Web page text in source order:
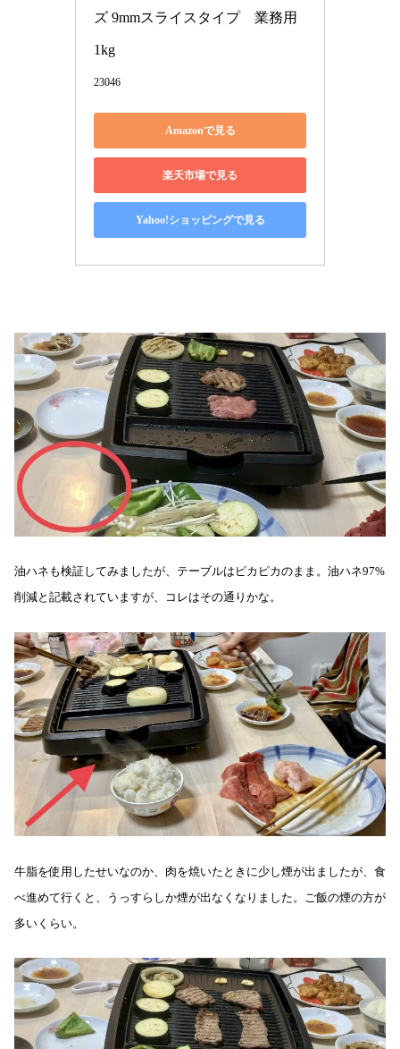
ズ 9mmスライスタイプ　業務用
1kg
23046
Amazonで見る
楽天市場で見る
Yahoo!ショッピングで見る
油ハネも検証してみましたが、テーブルはピカピカのまま。油ハネ97%
削減と記載されていますが、コレはその通りかな。
牛脂を使用したせいなのか、肉を焼いたときに少し煙が出ましたが、食
べ進めて行くと、うっすらしか煙が出なくなりました。ご飯の煙の方が
多いくらい。